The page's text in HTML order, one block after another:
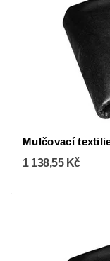
Mulčovací
1 138,55 Kč